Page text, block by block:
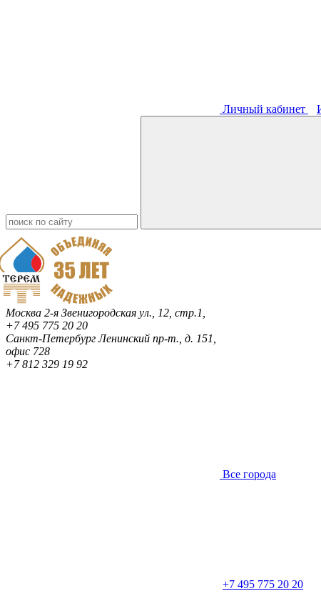
Личный кабинет
Москва 2-я Звенигородская ул., 12, стр.1,
+7 495 775 20 20
Санкт-ПетербургЛенинский пр-т., д. 151,
офис 728
+7 812 329 19 92
Все города
+7 495 775 20 20